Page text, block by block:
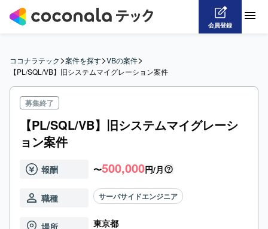
会員登録
ココナラテック>案件を探す>VBの案件>
【PL/SQL/VB】旧システムマイグレーション案件
募集終了
【PL/SQL/VB】旧システムマイグレーシ
ョン案件
報酬 〜500,000円/月
職種 サーバサイドエンジニア
場所 東京都